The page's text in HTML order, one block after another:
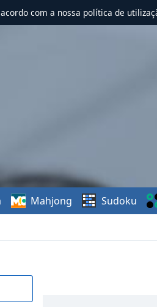
com a nossa política de
Mahjong Sudoku